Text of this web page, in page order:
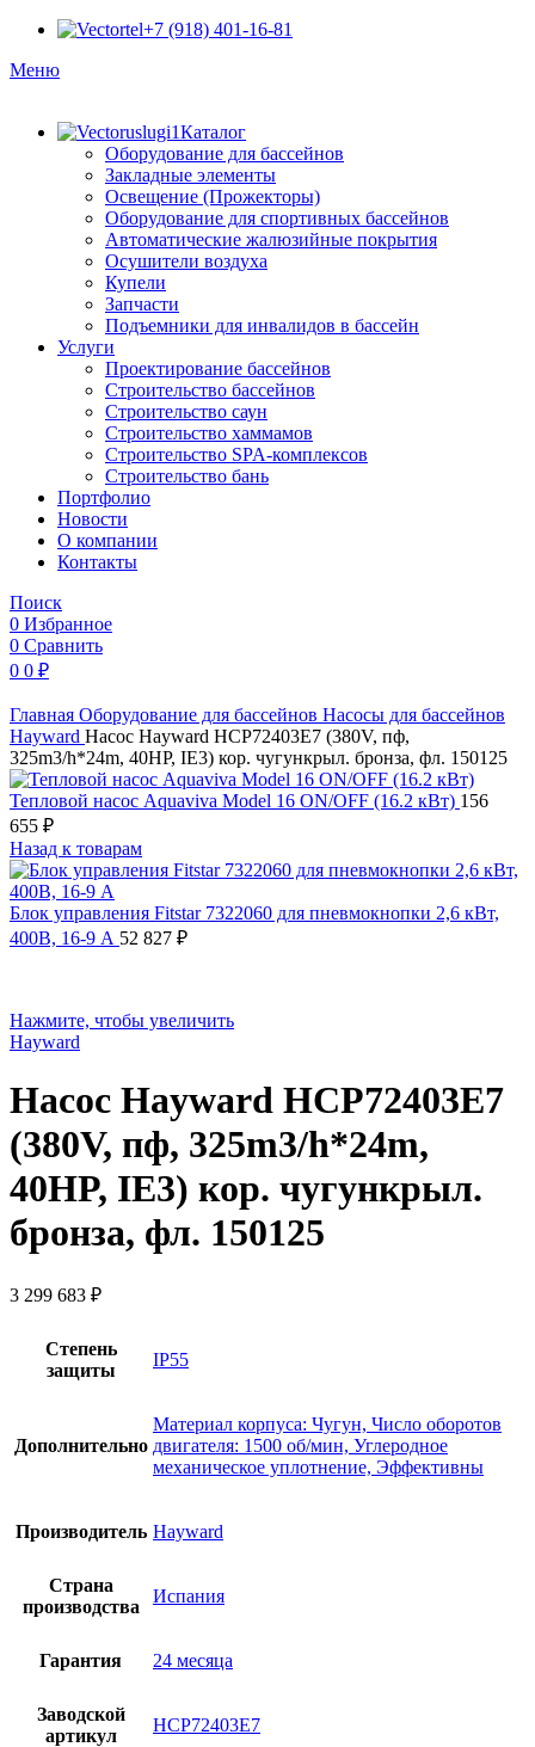
+7 (918) 401-16-81
Меню
Каталог
Оборудование для бассейнов
Закладные элементы
Освещение (Прожекторы)
Оборудование для спортивных бассейнов
Автоматические жалюзийные покрытия
Осушители воздуха
Купели
Запчасти
Подъемники для инвалидов в бассейн
Услуги
Проектирование бассейнов
Строительство бассейнов
Строительство саун
Строительство хаммамов
Строительство SPA-комплексов
Строительство бань
Портфолио
Новости
O компании
Контакты
Поиск
0 Избранное
0 Сравнить
0 0 ₽
Главная Оборудование для бассейнов Насосы для бассейнов
Hayward Насос Hayward HCP72403E7 (380V, пф,
325m3/h*24m, 40HP, IE3) кор. чугункрыл. бронза, фл. 150125
Тепловой насос Aquaviva Model 16 ON/OFF (16.2 кВт) 156
655 ₽
Назад к товарам
Блок управления Fitstar 7322060 для пневмокнопки 2,6 кВт,
400В, 16-9 А 52 827 ₽
Нажмите, чтобы увеличить
Hayward
Насос Hayward HCP72403E7
(380V, пф, 325m3/h*24m,
40HP, IE3) кор. чугункрыл.
бронза, фл. 150125
3 299 683 ₽
Степень
защиты
IP55
Дополнительно
Материал корпуса: Чугун, Число оборотов
двигателя: 1500 об/мин, Углеродное
механическое уплотнение, Эффективны
Производитель Hayward
Страна
производства
Испания
Гарантия 24 месяца
Заводской
артикул
HCP72403E7